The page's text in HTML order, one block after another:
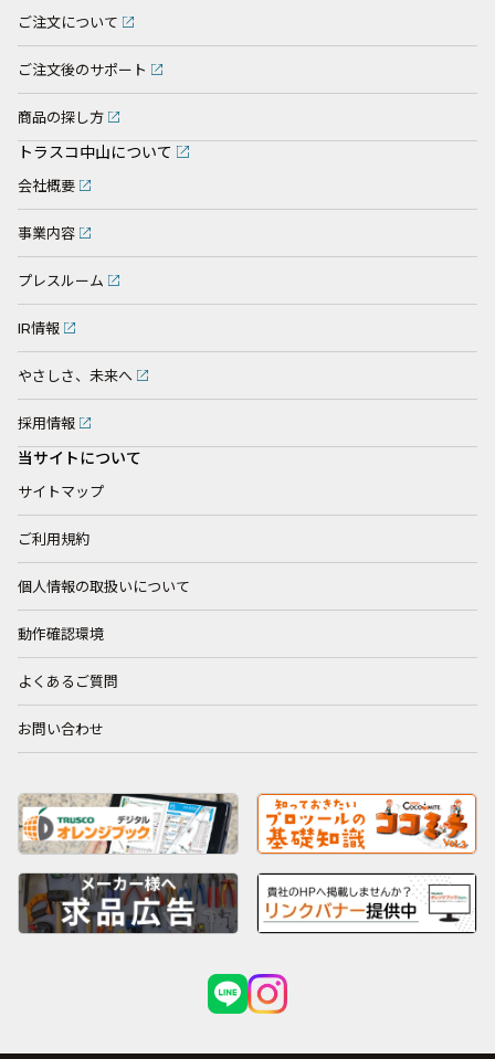
ご注文について
ご注文後のサポート
商品の探し方
トラスコ中山について
会社概要
事業内容
プレスルーム
IR情報
やさしさ、未来へ
採用情報
当サイトについて
サイトマップ
ご利用規約
個人情報の取扱いについて
動作確認環境
よくあるご質問
お問い合わせ